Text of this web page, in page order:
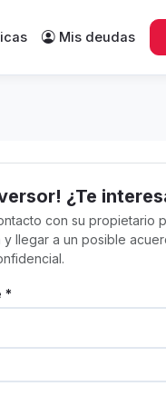
Mis deudas
¿Te
con su propietario
y llegar a un posible
*